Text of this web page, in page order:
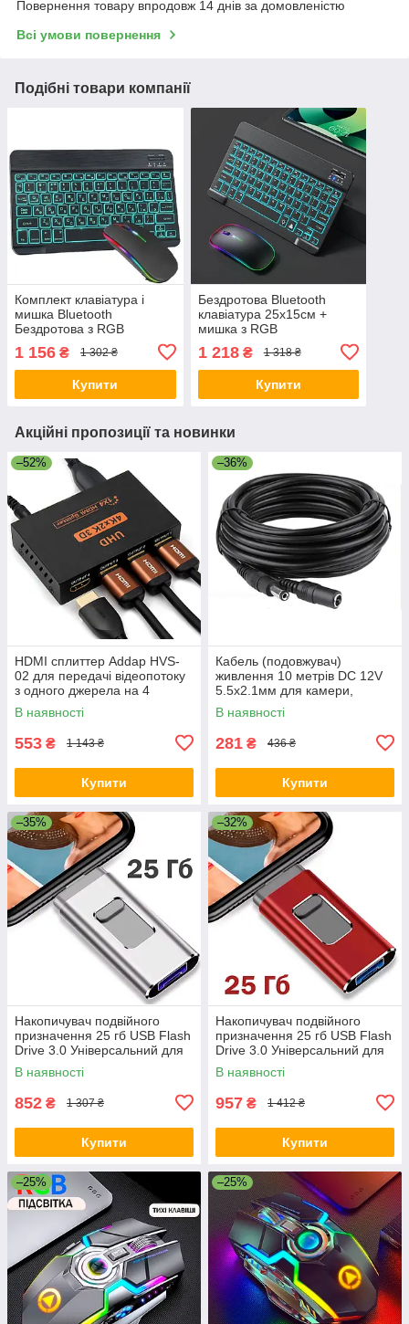
Повернення товару впродовж 14 днів за домовленістю
Всі умови повернення
Подібні товари компанії
Комплект клавіатура і
мишка Bluetooth
Бездротова з RGB
підсвіткою Універсальна
25х15см Чорний
1 156 ₴ 1 302 ₴
Купити
Бездротова Bluetooth
клавіатура 25х15см +
мишка з RGB
планшета Black
1 218₴ 1 318 ₴
Купити
Акційні пропозиції та новинки
–52%
HDMI сплиттер Addap HVS-
02 для передачі відеопотоку
з одного джерела на 4
монітори
В наявності
553 ₴ 1 143 ₴
Купити
–36%
Кабель (подовжувач)
живлення 10 метрів DC 12V
5.5х2.1мм для камери,
роутера, LED стрічки (Роз'єм
«тато-мама»)
В наявності
281 ₴ 436 ₴
Купити
–35%
Накопичувач подвійного
призначення 25 гб USB Flash
Drive 3.0 Універсальний для
смартфонів, планшетів і
нотубуків Сірий
В наявності
852 ₴ 1 307 ₴
Купити
–32%
Накопичувач подвійного
призначення 25 гб USB Flash
Drive 3.0 Універсальний для
смартфонів, планшетів і
нотубуків Червоний
В наявності
957 ₴ 1 412 ₴
Купити
–25% –25%